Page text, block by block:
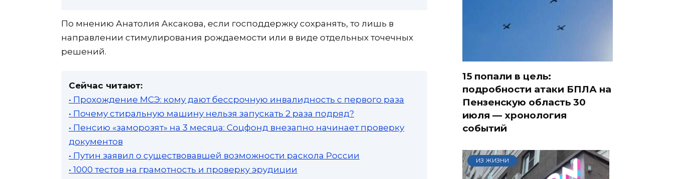
По мнению Анатолия Аксакова, если господдержку сохранять, то лишь в
направлении стимулирования рождаемости или в виде отдельных точечных
решений.
Сейчас читают:
• Прохождение МСЭ: кому дают бессрочную инвалидность с первого раза
• Почему стиральную машину нельзя запускать 2 раза подряд?
• Пенсию «заморозят» на 3 месяца: Соцфонд внезапно начинает проверку
документов
• Путин заявил о существовавшей возможности раскола России
• 1000 тестов на грамотность и проверку эрудиции
15 попали в цель:
подробности атаки БПЛА на
Пензенскую область 30
июля — хронология
событий
ИЗ ЖИЗНИ